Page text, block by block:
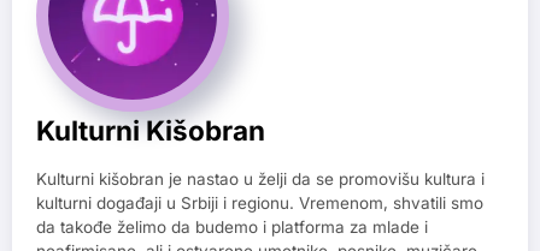
Kulturni Kišobran
Kulturni kišobran je nastao u želji da se promovišu kultura i
kulturni događaji u Srbiji i regionu. Vremenom, shvatili smo
da takođe želimo da budemo i platforma za mlade i